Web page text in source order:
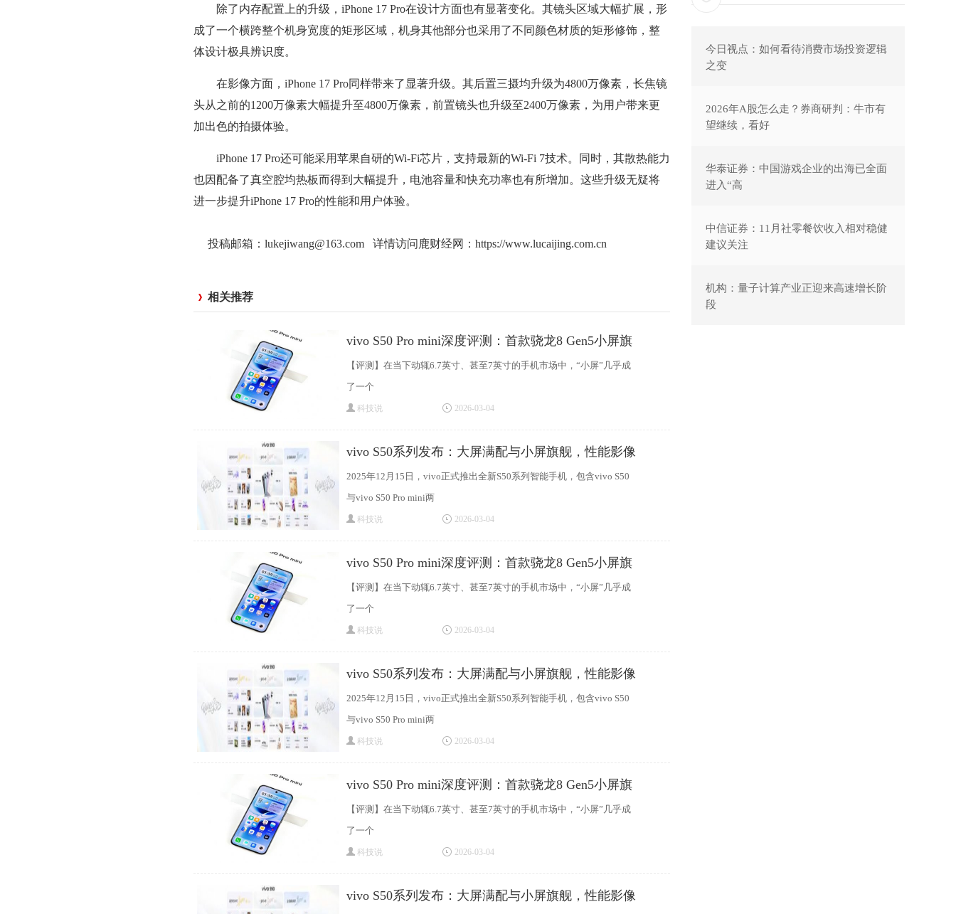
除了内存配置上的升级，iPhone 17 Pro在设计方面也有显著变化。其镜头区域大幅扩展，形
成了一个横跨整个机身宽度的矩形区域，机身其他部分也采用了不同颜色材质的矩形修饰，整
体设计极具辨识度。
在影像方面，iPhone 17 Pro同样带来了显著升级。其后置三摄均升级为4800万像素，长焦镜
头从之前的1200万像素大幅提升至4800万像素，前置镜头也升级至2400万像素，为用户带来更
加出色的拍摄体验。
iPhone 17 Pro还可能采用苹果自研的Wi-Fi芯片，支持最新的Wi-Fi 7技术。同时，其散热能力
也因配备了真空腔均热板而得到大幅提升，电池容量和快充功率也有所增加。这些升级无疑将
进一步提升iPhone 17 Pro的性能和用户体验。
投稿邮箱：lukejiwang@163.com 详情访问鹿财经网： https://www.lucaijing.com.cn
相关推荐
vivo S50 Pro mini深度评测：首款骁龙8 Gen5小屏旗
舰
【评测】在当下动辄6.7英寸、甚至7英寸的手机市场中，“小屏”几乎成
了一个
科技说 2026-03-04
vivo S50系列发布：大屏满配与小屏旗舰，性能影像
2025年12月15日，vivo正式推出全新S50系列智能手机，包含vivo S50
与vivo S50 Pro mini两
科技说 2026-03-04
vivo S50 Pro mini深度评测：首款骁龙8 Gen5小屏旗
舰
【评测】在当下动辄6.7英寸、甚至7英寸的手机市场中，“小屏”几乎成
了一个
科技说 2026-03-04
vivo S50系列发布：大屏满配与小屏旗舰，性能影像
2025年12月15日，vivo正式推出全新S50系列智能手机，包含vivo S50
与vivo S50 Pro mini两
科技说 2026-03-04
vivo S50 Pro mini深度评测：首款骁龙8 Gen5小屏旗
舰
【评测】在当下动辄6.7英寸、甚至7英寸的手机市场中，“小屏”几乎成
了一个
科技说 2026-03-04
vivo S50系列发布：大屏满配与小屏旗舰，性能影像
今日视点：如何看待消费市场投资逻辑
之变
2026年A股怎么走？券商研判：牛市有
望继续，看好
华泰证券：中国游戏企业的出海已全面
进入“高
中信证券：11月社零餐饮收入相对稳健
建议关注
机构：量子计算产业正迎来高速增长阶
段